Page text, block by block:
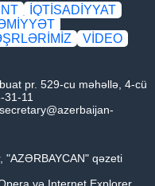
İQTİSADİYYAT
VİDEO
pr. 529-cu məhəllə, 4-cü
11
secretary@azerbaijan-
"AZƏRBAYCAN" qəzeti